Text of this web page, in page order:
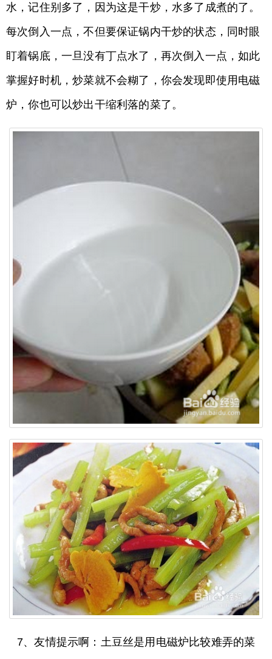
水，记住别多了，因为这是干炒，水多了成煮的了。
每次倒入一点，不但要保证锅内干炒的状态，同时眼
盯着锅底，一旦没有丁点水了，再次倒入一点，如此
掌握好时机，炒菜就不会糊了，你会发现即使用电磁
炉，你也可以炒出干缩利落的菜了。
7、友情提示啊：土豆丝是用电磁炉比较难弄的菜